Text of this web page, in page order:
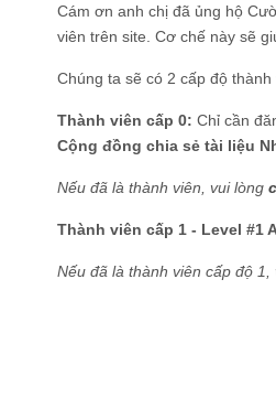
Cám ơn anh chị đã ủng hộ
viên trên site. Cơ chế này sẽ
Chúng ta sẽ có 2 cấp độ thành
Thành viên cấp 0: Chỉ cần
Cộng đồng chia sẻ tài liệu
Nếu đã là thành viên, vui lòng
Thành viên cấp 1 - Level #1
Nếu đã là thành viên cấp độ 1,